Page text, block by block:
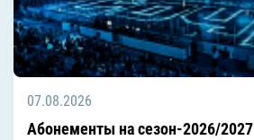
07.08.2026
Абонементы на сезон-2026/2027